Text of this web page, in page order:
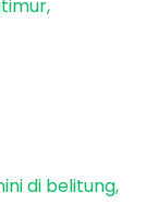
di belitung